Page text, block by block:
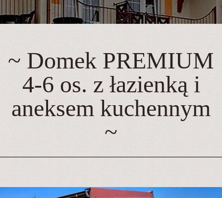
~ Domek PREMIUM
4-6 os. z łazienką i
aneksem kuchennym
~